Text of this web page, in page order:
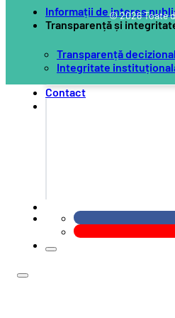
Informații de interes
Transparență și
Transparență
Integritate
Contact
© 2026 Toate